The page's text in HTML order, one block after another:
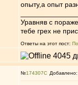
опыту,а опыт
Уравняв с
тебе грех не
Ответы на этот пост:
№174307